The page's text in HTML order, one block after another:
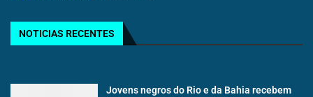
NOTICIAS RECENTES
Jovens negros do Rio e da Bahia recebem